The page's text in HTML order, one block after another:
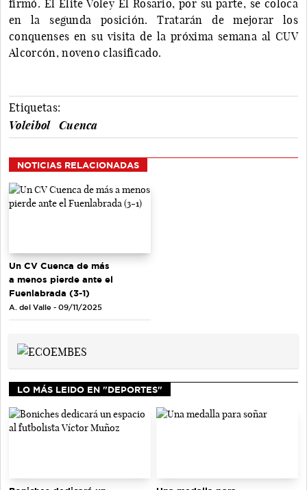
firmó. El Élite Voley El Rosario, por su parte, se coloca
en la segunda posición. Tratarán de mejorar los
conquenses en su visita de la próxima semana al CUV
Alcorcón, noveno clasificado.
Etiquetas:
Voleibol
Cuenca
NOTICIAS RELACIONADAS
Un CV Cuenca de más
a menos pierde ante el
Fuenlabrada (3-1)
A. del Valle - 09/11/2025
LO MÁS LEIDO EN "DEPORTES"